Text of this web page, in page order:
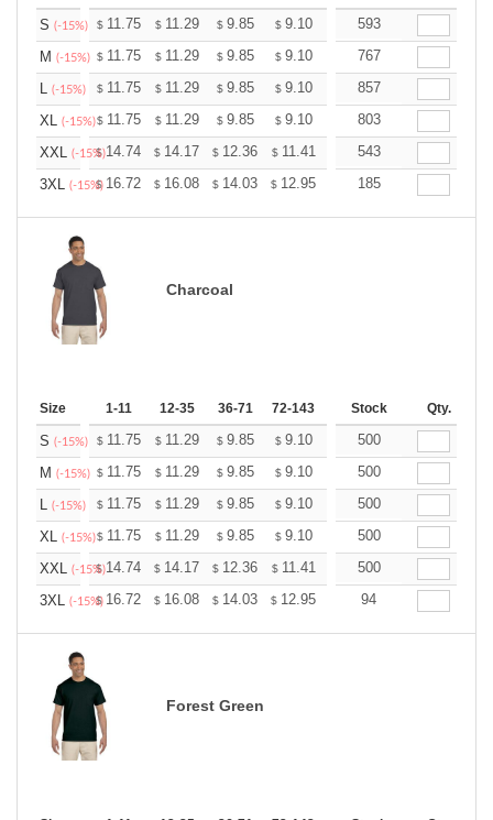
S (-15%) $ 11.75 $ 11.29 $ 9.85 $ 9.10 8.64
593
M (-15%) $ 11.75 $ 11.29 $ 9.85 $ 9.10 8.64
767
L (-15%) $ 11.75 $ 11.29 $ 9.85 $ 9.10 8.64
857
XL (-15%)$ 11.75 $ 11.29 $ 9.85 $ 9.10 8.64
803
XXL (-15%)
$14.74 $ 14.17 $ 12.36 $ 11.41 10.84
543
3XL (-15%)
$ 16.72 $ 16.08 $ 14.03 $ 12.95 12.30
185
Charcoal
Size 1-11 12-35 36-71 72-143 144-287 288 + More
Stock Qty.
S (-15%) $ 11.75 $ 11.29 $ 9.85 $ 9.10 8.64
500
M (-15%) $ 11.75 $ 11.29 $ 9.85 $ 9.10 8.64
500
L (-15%) $ 11.75 $ 11.29 $ 9.85 $ 9.10 8.64
500
XL (-15%)$ 11.75 $ 11.29 $ 9.85 $ 9.10 8.64
500
XXL (-15%)
$14.74 $ 14.17 $ 12.36 $ 11.41 10.84
500
3XL (-15%)
$ 16.72 $ 16.08 $ 14.03 $ 12.95 12.30
94
Forest Green